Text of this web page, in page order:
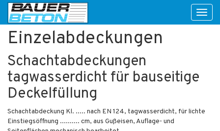
Einzelabdeckungen
Schachtabdeckungen
tagwasserdicht für bauseitige
Deckelfüllung
Schachtabdeckung Kl. ..... nach EN 124, tagwasserdicht, für lichte
Einstiegsöffnung .......... cm, aus Gußeisen, Auflage- und